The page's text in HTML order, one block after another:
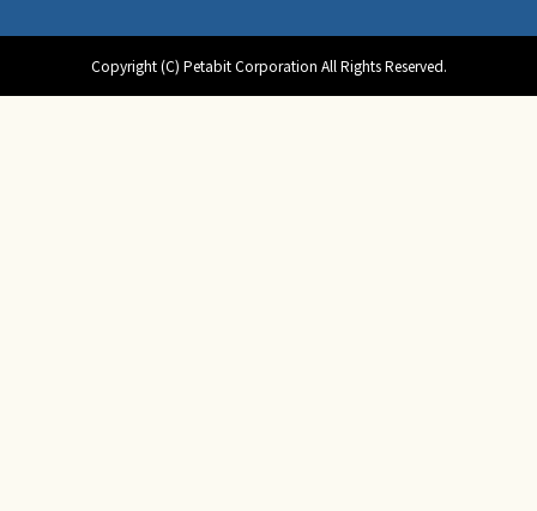
Copyright (C) Petabit Corporation All Rights Reserved.